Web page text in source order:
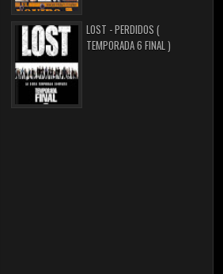
LOST - PERDIDOS (
TEMPORADA 6 FINAL )